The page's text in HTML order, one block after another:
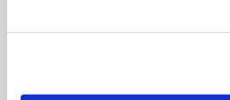
Beschikbaarheid